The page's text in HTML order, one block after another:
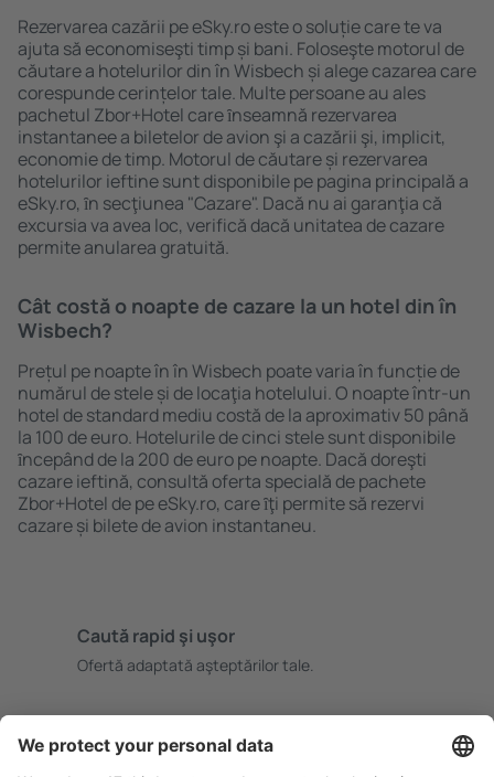
Rezervarea cazării pe eSky.ro este o soluție care te va
ajuta să economiseşti timp și bani. Foloseşte motorul de
căutare a hotelurilor din în Wisbech și alege cazarea care
corespunde cerințelor tale. Multe persoane au ales
pachetul Zbor+Hotel care ȋnseamnă rezervarea
instantanee a biletelor de avion şi a cazării şi, implicit,
economie de timp. Motorul de căutare și rezervarea
hotelurilor ieftine sunt disponibile pe pagina principală a
eSky.ro, ȋn secţiunea "Cazare". Dacă nu ai garanţia că
excursia va avea loc, verifică dacă unitatea de cazare
permite anularea gratuită.
Cât costă o noapte de cazare la un hotel din în
Wisbech?
Prețul pe noapte în în Wisbech poate varia în funcție de
numărul de stele și de locaţia hotelului. O noapte într-un
hotel de standard mediu costă de la aproximativ 50 până
la 100 de euro. Hotelurile de cinci stele sunt disponibile
ȋncepând de la 200 de euro pe noapte. Dacă doreşti
cazare ieftină, consultă oferta specială de pachete
Zbor+Hotel de pe eSky.ro, care ȋţi permite să rezervi
cazare și bilete de avion instantaneu.
Caută rapid şi uşor
Ofertă adaptată aşteptărilor tale.
Rezervare fără griji cu opțiune gratuită de anulare.